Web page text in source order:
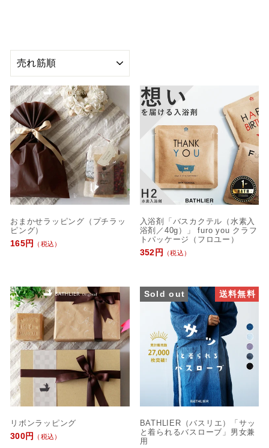
並
替
え
おまかせラッピング（プチラッ
ピング）
165円
（税込）
入浴剤「バスカクテル（水素入
浴剤／40g）」 furo you クラフ
トパッケージ（フロユー）
352円
（税込）
リボンラッピング
300円
（税込）
Sold out 送料無料
BATHLIER（バスリエ）「サッ
と着られるバスローブ」男女兼
用